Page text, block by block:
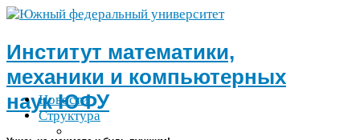
Институт математики,
механики и компьютерных
наукЮФУ
Новости
Структура